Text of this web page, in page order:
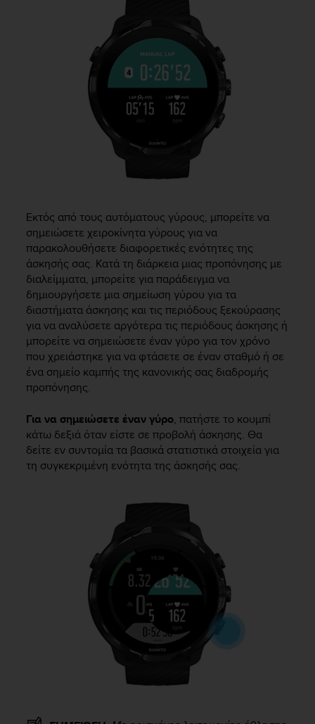
Εκτός από τους αυτόματους γύρους, μπορείτε να
σημειώσετε χειροκίνητα γύρους για να
παρακολουθήσετε διαφορετικές ενότητες της
άσκησής σας. Κατά τη διάρκεια μιας προπόνησης με
διαλείμματα, μπορείτε για παράδειγμα να
δημιουργήσετε μια σημείωση γύρου για τα
διαστήματα άσκησης και τις περιόδους ξεκούρασης
για να αναλύσετε αργότερα τις περιόδους άσκησης ή
μπορείτε να σημειώσετε έναν γύρο για τον χρόνο
που χρειάστηκε για να φτάσετε σε έναν σταθμό ή σε
ένα σημείο καμπής της κανονικής σας διαδρομής
προπόνησης.
Για να σημειώσετε έναν γύρο, πατήστε το κουμπί
κάτω δεξιά όταν είστε σε προβολή άσκησης. Θα
δείτε εν συντομία τα βασικά στατιστικά στοιχεία για
τη συγκεκριμένη ενότητα της άσκησής σας.